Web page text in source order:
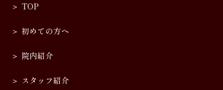
TOP
初めての方へ
院内紹介
スタッフ紹介